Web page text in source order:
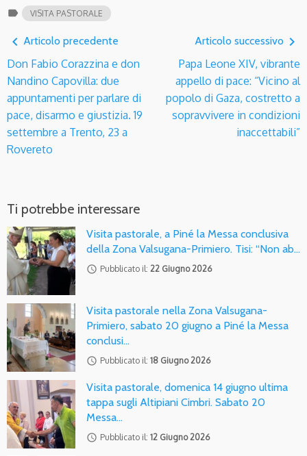
label VISITA PASTORALE
navigate_before Articolo precedente
Don Fabio Corazzina e don
Nandino Capovilla: due
appuntamenti per parlare di
pace, disarmo e giustizia. 19
settembre a Trento, 23 a
Rovereto
Articolo successivo navigate_next
Papa Leone XIV, vibrante
appello di pace: “Vicino al
popolo di Gaza, costretto a
sopravvivere in condizioni
inaccettabili”
Ti potrebbe interessare
Visita pastorale, a Piné la Messa conclusiva
della Zona Valsugana-Primiero. Tisi: “Non ab…
access_time Pubblicato il: 22 Giugno 2026
Visita pastorale nella Zona Valsugana-
Primiero, sabato 20 giugno a Piné la Messa
conclusi…
access_time Pubblicato il: 18 Giugno 2026
Visita pastorale, domenica 14 giugno ultima
tappa sugli Altipiani Cimbri. Sabato 20
Messa…
access_time Pubblicato il: 12 Giugno 2026